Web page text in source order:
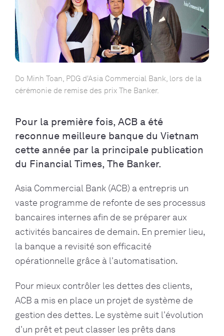
Do Minh Toan, PDG d'Asia Commercial Bank, lors de la
cérémonie de remise des prix The Banker.
Pour la première fois, ACB a été
reconnue meilleure banque du Vietnam
cette année par la principale publication
du Financial Times, The Banker.
Asia Commercial Bank (ACB) a entrepris un
vaste programme de refonte de ses processus
bancaires internes afin de se préparer aux
activités bancaires de demain. En premier lieu,
la banque a revisité son efficacité
opérationnelle grâce à l'automatisation.
Pour mieux contrôler les dettes des clients,
ACB a mis en place un projet de système de
gestion des dettes. Le système suit l'évolution
d'un prêt et peut classer les prêts dans